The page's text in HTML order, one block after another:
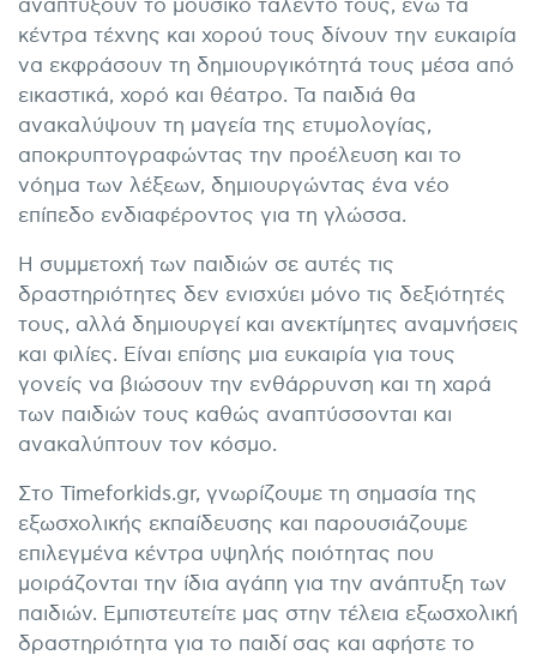
αναπτύξουν το μουσικό ταλέντο τους, ενώ τα
κέντρα τέχνης και χορού τους δίνουν την ευκαιρία
να εκφράσουν τη δημιουργικότητά τους μέσα από
εικαστικά, χορό και θέατρο. Τα παιδιά θα
ανακαλύψουν τη μαγεία της ετυμολογίας,
αποκρυπτογραφώντας την προέλευση και το
νόημα των λέξεων, δημιουργώντας ένα νέο
επίπεδο ενδιαφέροντος για τη γλώσσα.
Η συμμετοχή των παιδιών σε αυτές τις
δραστηριότητες δεν ενισχύει μόνο τις δεξιότητές
τους, αλλά δημιουργεί και ανεκτίμητες αναμνήσεις
και φιλίες. Είναι επίσης μια ευκαιρία για τους
γονείς να βιώσουν την ενθάρρυνση και τη χαρά
των παιδιών τους καθώς αναπτύσσονται και
ανακαλύπτουν τον κόσμο.
Στο Timeforkids.gr, γνωρίζουμε τη σημασία της
εξωσχολικής εκπαίδευσης και παρουσιάζουμε
επιλεγμένα κέντρα υψηλής ποιότητας που
μοιράζονται την ίδια αγάπη για την ανάπτυξη των
παιδιών. Εμπιστευτείτε μας στην τέλεια εξωσχολική
δραστηριότητα για το παιδί σας και αφήστε το